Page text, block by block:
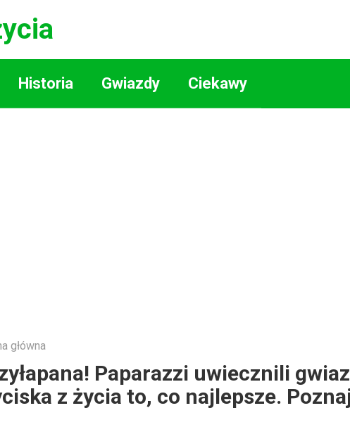
Historia Gwiazdy Ciekawy
główna
Paparazzi uwiecznili
z życia to, co najlepsze.